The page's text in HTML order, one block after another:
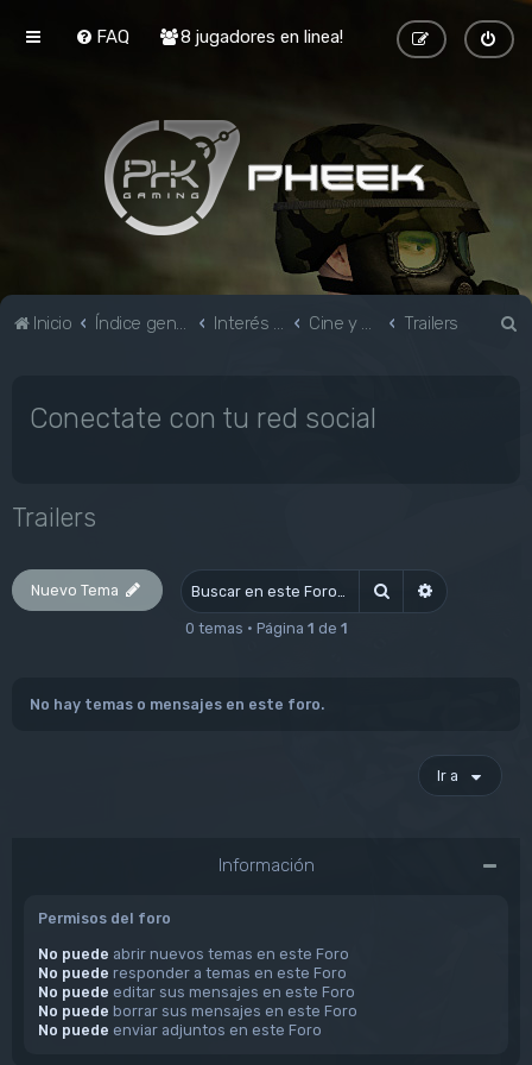
FAQ 8 jugadores en linea!
Inicio Índice general Interés general Cine y TV Trailers
Conectate con tu red social
Trailers
Nuevo Tema Buscar Búsqueda
0 temas • Página 1 de 1
No hay temas o mensajes en este foro.
Ir a
Información
Permisos del foro
No puede abrir nuevos temas en este Foro
No puede responder a temas en este Foro
No puede editar sus mensajes en este Foro
No puede borrar sus mensajes en este Foro
No puede enviar adjuntos en este Foro